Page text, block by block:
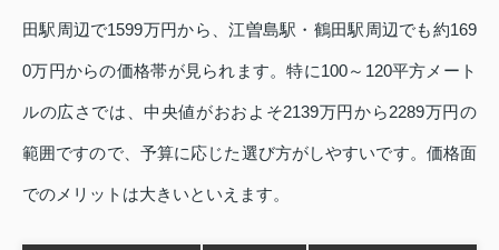
田駅周辺で1599万円から、江曽島駅・鶴田駅周辺でも約169
0万円からの価格帯が見られます。特に100～120平方メート
ルの広さでは、中央値がおおよそ2139万円から2289万円の
範囲ですので、予算に応じた選び方がしやすいです。価格面
でのメリットは大きいといえます。